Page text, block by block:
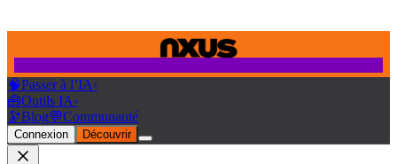
🧠Passer à l’IA›
🧰Outils IA›
🔭Blog💬Communauté
Connexion Découvrir